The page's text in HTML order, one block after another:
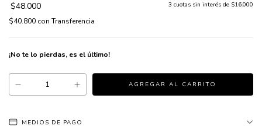
$48.000 3 cuotas sin interés de $16.000
$40.800 con Transferencia
¡No te lo pierdas, es el último!
MEDIOS DE PAGO